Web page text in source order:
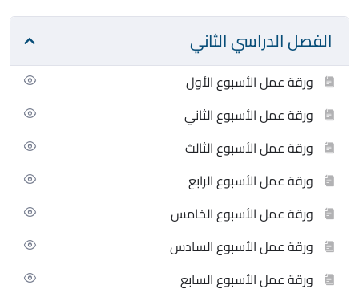
الفصل الدراسي الثاني
ورقة عمل الأسبوع الأول
ورقة عمل الأسبوع الثاني
ورقة عمل الأسبوع الثالث
ورقة عمل الأسبوع الرابع
ورقة عمل الأسبوع الخامس
ورقة عمل الأسبوع السادس
ورقة عمل الأسبوع السابع